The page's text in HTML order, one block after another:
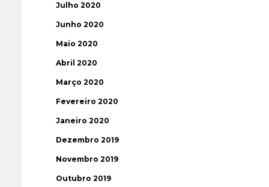
Julho 2020
Junho 2020
Maio 2020
Abril 2020
Março 2020
Fevereiro 2020
Janeiro 2020
Dezembro 2019
Novembro 2019
Outubro 2019